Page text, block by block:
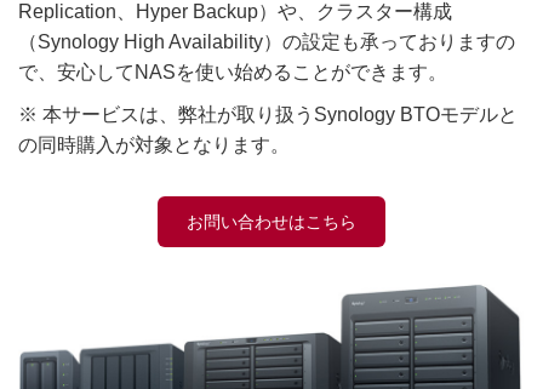
Replication、Hyper Backup）や、クラスター構成
（Synology High Availability）の設定も承っておりますの
で、安心してNASを使い始めることができます。
※ 本サービスは、弊社が取り扱うSynology BTOモデルと
の同時購入が対象となります。
お問い合わせはこちら